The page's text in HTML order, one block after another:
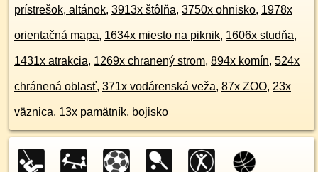
prístrešok, altánok, 3913x štôlňa, 3750x ohnisko, 1978x
orientačná mapa, 1634x miesto na piknik, 1606x studňa,
1431x atrakcia, 1269x chranený strom, 894x komín, 524x
chránená oblasť, 371x vodárenská veža, 87x ZOO, 23x
väznica, 13x pamätník, bojisko